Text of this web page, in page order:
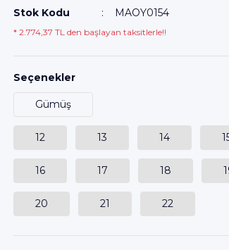
Stok Kodu
MAOY0154
* 2.774,37 TL den başlayan taksitlerle!!
Seçenekler
Gümüş
12 13 14
16 17 18
20 21 22